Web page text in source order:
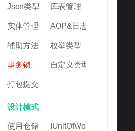
Json类型 库表管理
实体管理 AOP&日志
辅助方法 枚举类型
事务锁 自定义类型
打包提交
设计模式
使用仓储 IUnitOfWork